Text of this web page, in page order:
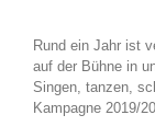
Rund ein Jahr ist
auf der Bühne in
Singen, tanzen,
Kampagne 2019/